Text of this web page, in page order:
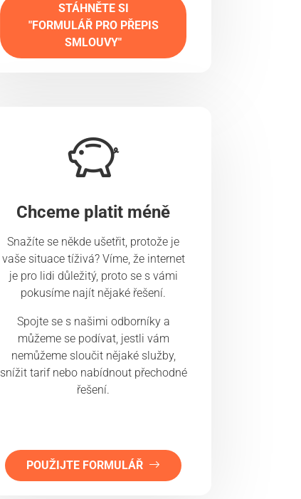
STÁHNĚTE SI
"FORMULÁŘ PRO PŘEPIS
SMLOUVY"
Chceme platit méně
Snažíte se někde ušetřit, protože je
vaše situace tíživá? Víme, že internet
je pro lidi důležitý, proto se s vámi
pokusíme najít nějaké řešení.
Spojte se s našimi odborníky a
můžeme se podívat, jestli vám
nemůžeme sloučit nějaké služby,
snížit tarif nebo nabídnout přechodné
řešení.
POUŽIJTE FORMULÁŘ